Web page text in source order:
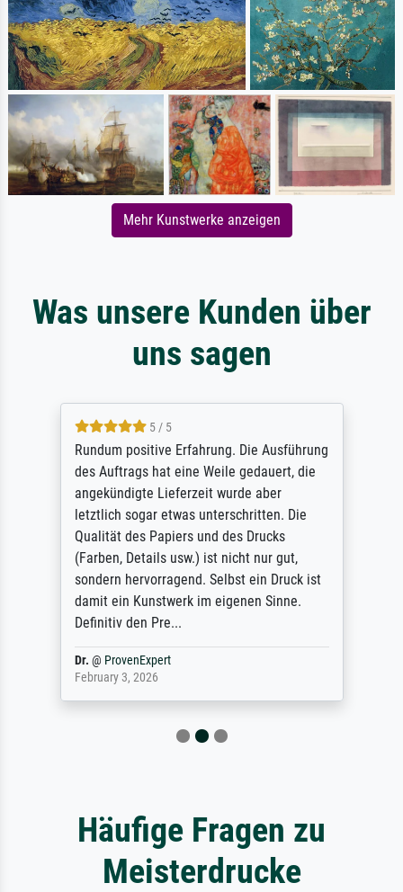
Mehr Kunstwerke anzeigen
Was unsere Kunden über
uns sagen
5 / 5
Rundum positive Erfahrung. Die Ausführung
des Auftrags hat eine Weile gedauert, die
angekündigte Lieferzeit wurde aber
letztlich sogar etwas unterschritten. Die
Qualität des Papiers und des Drucks
(Farben, Details usw.) ist nicht nur gut,
sondern hervorragend. Selbst ein Druck ist
damit ein Kunstwerk im eigenen Sinne.
Definitiv den Pre...
@ ProvenExpert
February 3, 2026
Häufige Fragen zu
Meisterdrucke